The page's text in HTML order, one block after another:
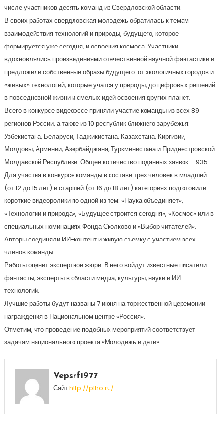
числе участников десять команд из Свердловской области.
В своих работах свердловская молодежь обратилась к темам
взаимодействия технологий и природы, будущего, которое
формируется уже сегодня, и освоения космоса. Участники
вдохновлялись произведениями отечественной научной фантастики и
предложили собственные образы будущего: от экологичных городов и
«живых» технологий, которые учатся у природы, до цифровых решений
в повседневной жизни и смелых идей освоения других планет.
Всего в конкурсе видеоэссе приняли участие команды из всех 89
регионов России, а также из 10 республик ближнего зарубежья:
Узбекистана, Беларуси, Таджикистана, Казахстана, Киргизии,
Молдовы, Армении, Азербайджана, Туркменистана и Приднестровской
Молдавской Республики. Общее количество поданных заявок – 935.
Для участия в конкурсе команды в составе трех человек в младшей
(от 12 до 15 лет) и старшей (от 16 до 18 лет) категориях подготовили
короткие видеоролики по одной из тем: «Наука объединяет»,
«Технологии и природа», «Будущее строится сегодня», «Космос» или в
специальных номинациях Фонда Сколково и «Выбор читателей».
Авторы соединяли ИИ-контент и живую съемку с участием всех
членов команды.
Работы оценит экспертное жюри. В него войдут известные писатели-
фантасты, эксперты в области медиа, культуры, науки и ИИ-
технологий.
Лучшие работы будут названы 7 июня на торжественной церемонии
награждения в Национальном центре «Россия».
Отметим, что проведение подобных мероприятий соответствует
задачам национального проекта «Молодежь и дети».
Vepsrf1977
Сайтhttp://plho.ru/